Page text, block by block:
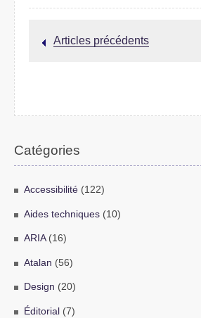
Articles précédents
Catégories
Accessibilité(122)
Aides techniques(10)
ARIA(16)
Atalan (56)
Design (20)
Éditorial (7)